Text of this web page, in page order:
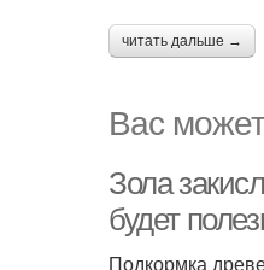
читать дальше →
Вас
Зола
будет
Подкормка